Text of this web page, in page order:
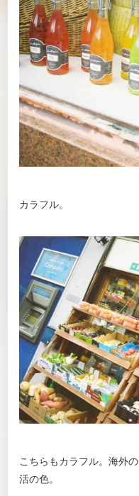
カラフル。
こちらもカラフル。海外
活の色。